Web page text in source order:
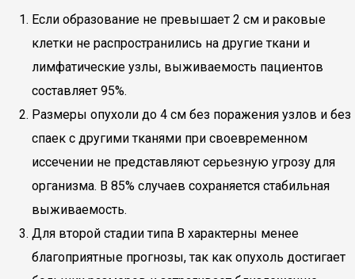
Если образование не превышает 2 см и раковые
клетки не распространились на другие ткани и
лимфатические узлы, выживаемость пациентов
составляет 95%.
Размеры опухоли до 4 см без поражения узлов и без
спаек с другими тканями при своевременном
иссечении не представляют серьезную угрозу для
организма. В 85% случаев сохраняется стабильная
выживаемость.
Для второй стадии типа В характерны менее
благоприятные прогнозы, так как опухоль достигает